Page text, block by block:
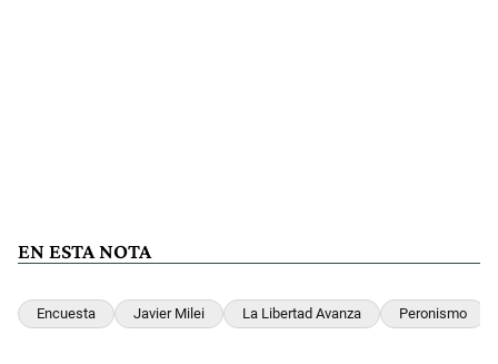
EN ESTA NOTA
Encuesta Javier Milei La Libertad Avanza Peronismo